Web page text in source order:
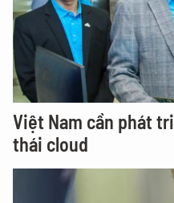
Việt Nam cần phát
thái cloud